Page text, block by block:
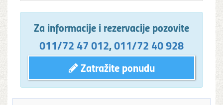
Za informacije i rezervacije pozovite
011/72 47 012,011/72 40 928
Zatražite ponudu